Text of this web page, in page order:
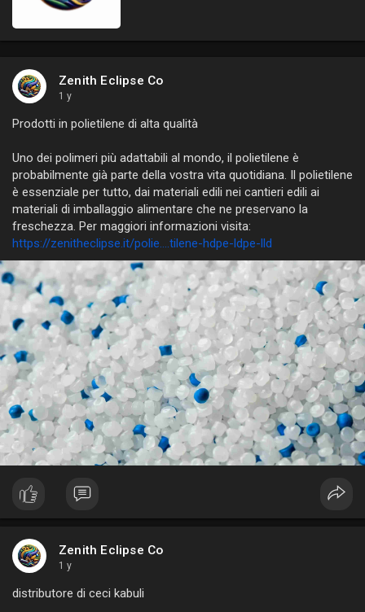
Zenith Eclipse Co
1 y
Prodotti in polietilene di alta qualità
Uno dei polimeri più adattabili al mondo, il polietilene è
probabilmente già parte della vostra vita quotidiana. Il polietilene
è essenziale per tutto, dai materiali edili nei cantieri edili ai
materiali di imballaggio alimentare che ne preservano la
freschezza. Per maggiori informazioni visita:
https://zenitheclipse.it/polie....tilene-hdpe-ldpe-lld
Zenith Eclipse Co
1 y
distributore di ceci kabuli